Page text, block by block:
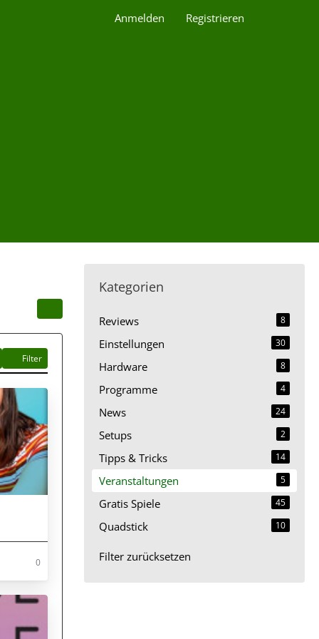
Anmelden Registrieren
Filter
0
Kategorien
Reviews 8
Einstellungen 30
Hardware 8
Programme 4
News 24
Setups 2
Tipps & Tricks 14
Veranstaltungen 5
Gratis Spiele 45
Quadstick 10
Filter zurücksetzen